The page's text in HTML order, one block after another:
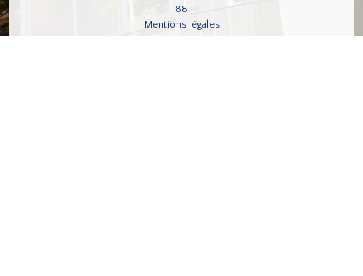
88
Mentions légales